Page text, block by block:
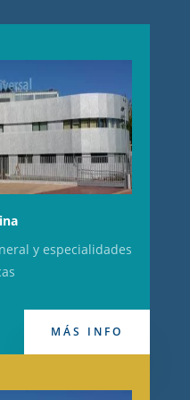
y especialidades
MÁS INFO